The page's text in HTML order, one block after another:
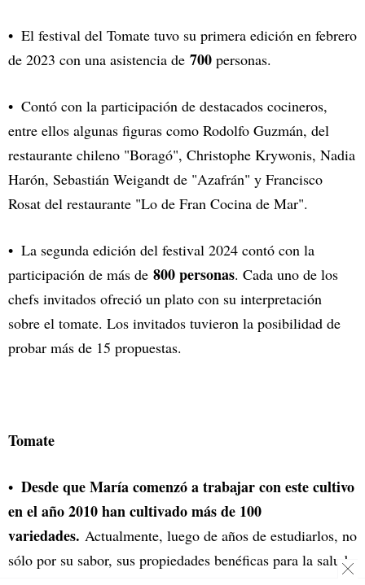
El festival del Tomate tuvo su primera edición en febrero
de 2023 con una asistencia de 700 personas.
Contó con la participación de destacados cocineros,
entre ellos algunas figuras como Rodolfo Guzmán, del
restaurante chileno "Boragó", Christophe Krywonis, Nadia
Harón, Sebastián Weigandt de "Azafrán" y Francisco
Rosat del restaurante "Lo de Fran Cocina de Mar".
La segunda edición del festival 2024 contó con la
participación de más de 800 personas. Cada uno de los
chefs invitados ofreció un plato con su interpretación
sobre el tomate. Los invitados tuvieron la posibilidad de
probar más de 15 propuestas.
Tomate
Desde que María comenzó a trabajar con este cultivo
en el año 2010 han cultivado más de 100
variedades. Actualmente, luego de años de estudiarlos, no
sólo por su sabor, sus propiedades benéficas para la salud